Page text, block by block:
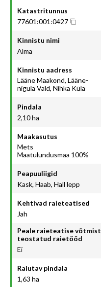
Katastritunnus
77601:001:0427
Kinnistu nimi
Alma
Kinnistu aadress
Lääne Maakond, Lääne-
nigula Vald, Nihka Küla
Pindala
2,10 ha
Maakasutus
Mets
Maatulundusmaa 100%
Peapuuliigid
Kask, Haab, Hall lepp
Kehtivad raieteatised
Jah
Peale raieteatise võtmist
teostatud raietööd
Ei
Raiutav pindala
1,63 ha